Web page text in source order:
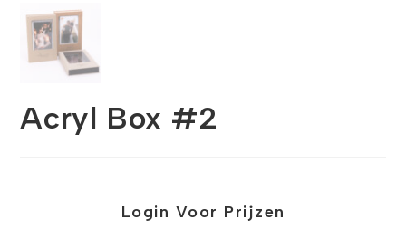
Acryl Box #2
Login Voor Prijzen